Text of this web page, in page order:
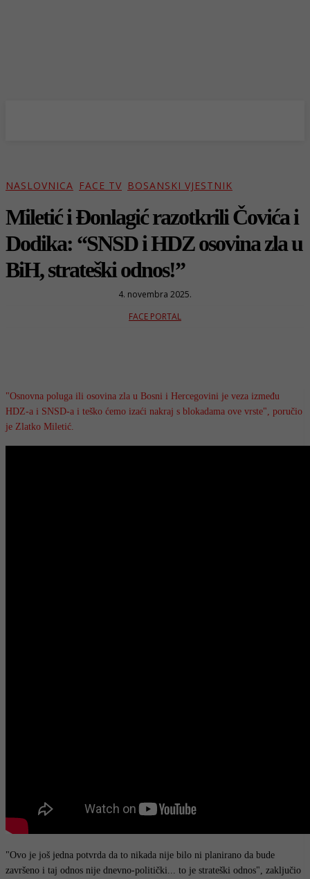
NASLOVNICA FACE TV BOSANSKI VJESTNIK
Miletić i Đonlagić razotkrili Čovića i
Dodika: “SNSD i HDZ osovina zla u
BiH, strateški odnos!”
4. novembra 2025.
FACE PORTAL
"Osnovna poluga ili osovina zla u Bosni i Hercegovini je veza između
HDZ-a i SNSD-a i teško ćemo izaći nakraj s blokadama ove vrste", poručio
je Zlatko Miletić.
"Ovo je još jedna potvrda da to nikada nije bilo ni planirano da bude
završeno i taj odnos nije dnevno-politički... to je strateški odnos", zaključio